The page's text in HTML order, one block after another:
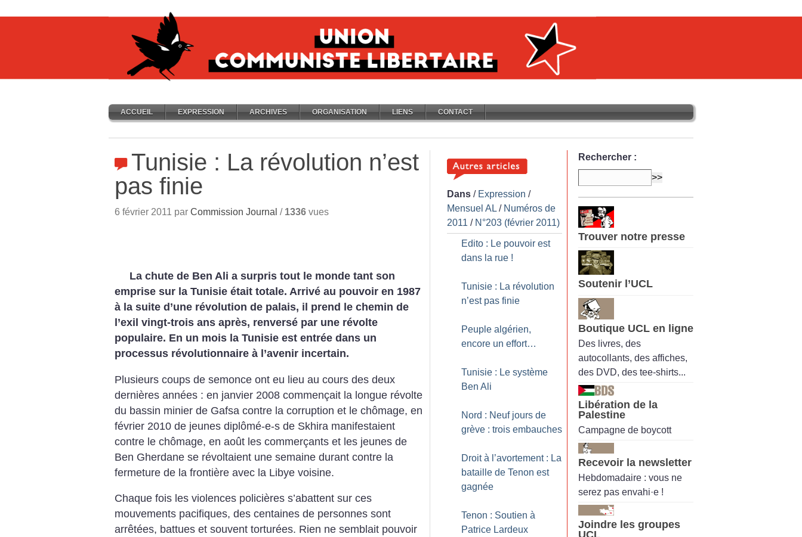
ACCUEIL EXPRESSION ARCHIVES ORGANISATION LIENS CONTACT
Tunisie : La révolution n’est
pas finie
6 février 2011 par Commission Journal / 1336 vues
La chute de Ben Ali a surpris tout le monde tant son
emprise sur la Tunisie était totale. Arrivé au pouvoir en 1987
à la suite d’une révolution de palais, il prend le chemin de
l’exil vingt-trois ans après, renversé par une révolte
populaire. En un mois la Tunisie est entrée dans un
processus révolutionnaire à l’avenir incertain.
Plusieurs coups de semonce ont eu lieu au cours des deux
dernières années : en janvier 2008 commençait la longue révolte
du bassin minier de Gafsa contre la corruption et le chômage, en
février 2010 de jeunes diplômé-e-s de Skhira manifestaient
contre le chômage, en août les commerçants et les jeunes de
Ben Gherdane se révoltaient une semaine durant contre la
fermeture de la frontière avec la Libye voisine.
Chaque fois les violences policières s’abattent sur ces
mouvements pacifiques, des centaines de personnes sont
arrêtées, battues et souvent torturées. Rien ne semblait pouvoir
Dans / Expression /
Mensuel AL / Numéros de
2011 / N°203 (février 2011)
Edito : Le pouvoir est
dans la rue !
Tunisie : La révolution
n’est pas finie
Peuple algérien,
encore un effort…
Tunisie : Le système
Ben Ali
Nord : Neuf jours de
grève : trois embauches
Droit à l’avortement : La
bataille de Tenon est
gagnée
Tenon : Soutien à
Patrice Lardeux
Rechercher :
Trouver notre presse
Soutenir l’UCL
Boutique UCL en ligne
Des livres, des
autocollants, des affiches,
des DVD, des tee-shirts...
Libération de la
Palestine
Campagne de boycott
Recevoir la newsletter
Hebdomadaire : vous ne
serez pas envahi·e !
Joindre les groupes